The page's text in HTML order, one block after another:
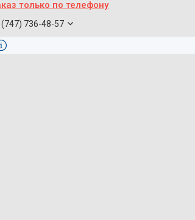
только по телефону
(747) 736-48-57